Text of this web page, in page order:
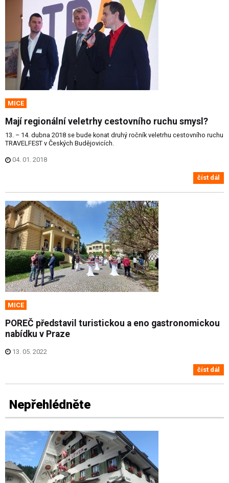
MICE
Mají regionální veletrhy cestovního ruchu smysl?
13. – 14. dubna 2018 se bude konat druhý ročník veletrhu cestovního ruchu
TRAVELFEST v Českých Budějovicích.
04. 01. 2018
číst dál
MICE
POREČ představil turistickou a eno gastronomickou
nabídku v Praze
13. 05. 2022
číst dál
Nepřehlédněte